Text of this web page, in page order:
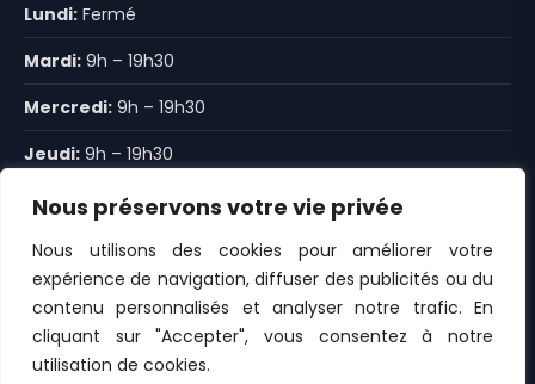
Nous préservons votre vie privée
Nous utilisons des cookies pour améliorer votre
expérience de navigation, diffuser des publicités ou du
contenu personnalisés et analyser notre trafic. En
cliquant sur "Accepter", vous consentez à notre
utilisation de cookies.
Lundi: Fermé
Mardi: 9h – 19h30
Mercredi: 9h – 19h30
Jeudi: 9h – 19h30
Vendredi:9h – 12h30 14h30-19h30
Samedi:9h – 19h30
Dimanche: 9h – 14h